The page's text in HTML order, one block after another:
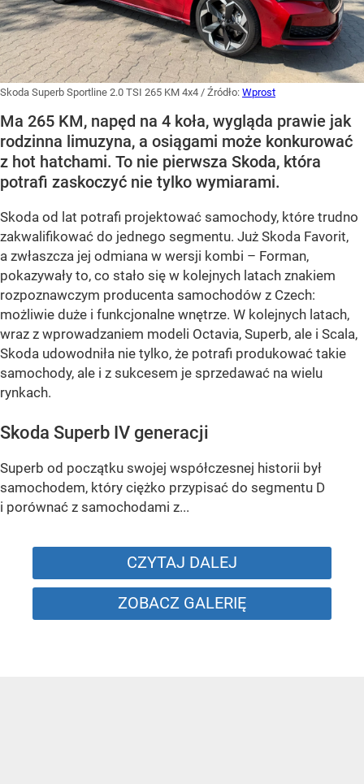
Skoda Superb Sportline 2.0 TSI 265 KM 4x4 / Źródło: Wprost
Ma 265 KM, napęd na 4 koła, wygląda prawie jak
rodzinna limuzyna, a osiągami może konkurować
z hot hatchami. To nie pierwsza Skoda, która
potrafi zaskoczyć nie tylko wymiarami.
Skoda od lat potrafi projektować samochody, które trudno
zakwalifikować do jednego segmentu. Już Skoda Favorit,
a zwłaszcza jej odmiana w wersji kombi – Forman,
pokazywały to, co stało się w kolejnych latach znakiem
rozpoznawczym producenta samochodów z Czech:
możliwie duże i funkcjonalne wnętrze. W kolejnych latach,
wraz z wprowadzaniem modeli Octavia, Superb, ale i Scala,
Skoda udowodniła nie tylko, że potrafi produkować takie
samochody, ale i z sukcesem je sprzedawać na wielu
rynkach.
Skoda Superb IV generacji
Superb od początku swojej współczesnej historii był
samochodem, który ciężko przypisać do segmentu D
i porównać z samochodami z...
CZYTAJ DALEJ
ZOBACZ GALERIĘ